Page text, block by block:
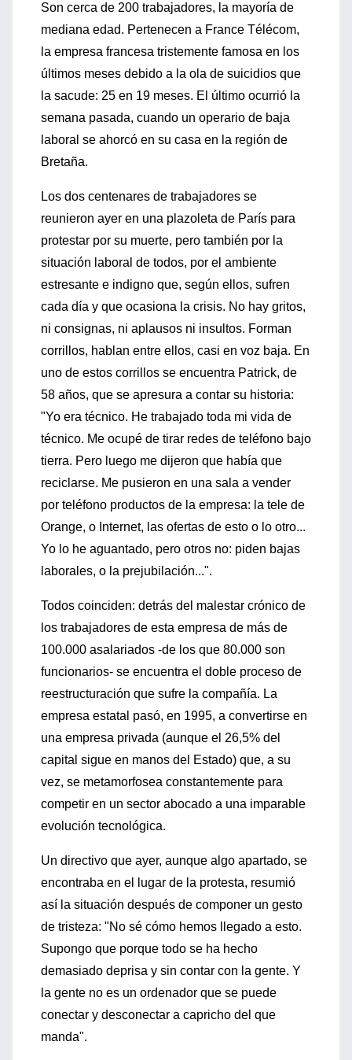
Son cerca de 200 trabajadores, la mayoría de
mediana edad. Pertenecen a France Télécom,
la empresa francesa tristemente famosa en los
últimos meses debido a la ola de suicidios que
la sacude: 25 en 19 meses. El último ocurrió la
semana pasada, cuando un operario de baja
laboral se ahorcó en su casa en la región de
Bretaña.
Los dos centenares de trabajadores se
reunieron ayer en una plazoleta de París para
protestar por su muerte, pero también por la
situación laboral de todos, por el ambiente
estresante e indigno que, según ellos, sufren
cada día y que ocasiona la crisis. No hay gritos,
ni consignas, ni aplausos ni insultos. Forman
corrillos, hablan entre ellos, casi en voz baja. En
uno de estos corrillos se encuentra Patrick, de
58 años, que se apresura a contar su historia:
"Yo era técnico. He trabajado toda mi vida de
técnico. Me ocupé de tirar redes de teléfono bajo
tierra. Pero luego me dijeron que había que
reciclarse. Me pusieron en una sala a vender
por teléfono productos de la empresa: la tele de
Orange, o Internet, las ofertas de esto o lo otro...
Yo lo he aguantado, pero otros no: piden bajas
laborales, o la prejubilación...".
Todos coinciden: detrás del malestar crónico de
los trabajadores de esta empresa de más de
100.000 asalariados -de los que 80.000 son
funcionarios- se encuentra el doble proceso de
reestructuración que sufre la compañía. La
empresa estatal pasó, en 1995, a convertirse en
una empresa privada (aunque el 26,5% del
capital sigue en manos del Estado) que, a su
vez, se metamorfosea constantemente para
competir en un sector abocado a una imparable
evolución tecnológica.
Un directivo que ayer, aunque algo apartado, se
encontraba en el lugar de la protesta, resumió
así la situación después de componer un gesto
de tristeza: "No sé cómo hemos llegado a esto.
Supongo que porque todo se ha hecho
demasiado deprisa y sin contar con la gente. Y
la gente no es un ordenador que se puede
conectar y desconectar a capricho del que
manda".